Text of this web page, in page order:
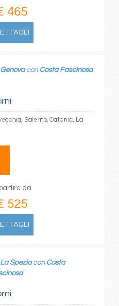
465
Genovacon Costa Fascinosa
Salerno, Catania, La
da
525
La Speziacon Costa